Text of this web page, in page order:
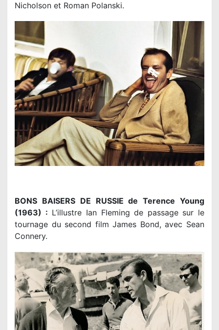
Nicholson et Roman Polanski.
BONS BAISERS DE RUSSIE de Terence Young
(1963) : L’illustre Ian Fleming de passage sur le
tournage du second film James Bond, avec Sean
Connery.